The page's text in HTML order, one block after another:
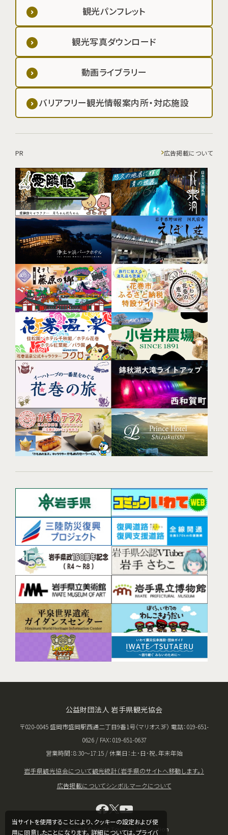
当サイトを使用することにより、クッキーの設定および使
用に同意したことになります。 詳細については、プライバ
観光パンフレット
観光写真ダウンロード
動画ライブラリー
バリアフリー観光情報案内所・対応施設
PR 広告掲載について
公益財団法人 岩手県観光協会
〒020-0045 盛岡市盛岡駅西通二丁目9番1号（マリオス3F） 電話：019-651-
0626 / FAX：019-651-0637
営業時間：8:30〜17:15 / 休業日：土･日･祝、年末年始
岩手県観光協会について観光統計（岩手県のサイトへ移動します。）
広告掲載についてシンボルマークについて
Copyright © Iwate Tourism Association